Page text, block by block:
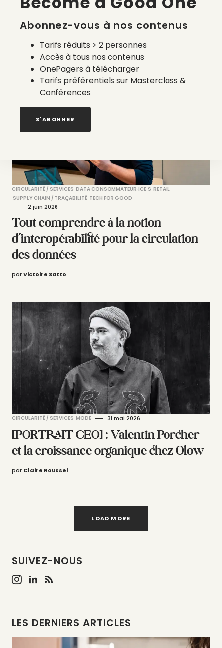
Dress Fair, l’exigence comme fil
conducteur d’une mode responsable
Sarah Dupont
CIRCULARITÉ / SERVICES DATA CONSOMMATEUR·ICE·S RETAIL
SUPPLY CHAIN / TRAÇABILITÉ TECH FOR GOOD
2 juin 2026
Tout comprendre à la notion
d’interopérabilité pour la circulation
des données
parVictoire Satto
CIRCULARITÉ / SERVICES MODE 31 mai 2026
[PORTRAIT CEO] : Valentin Porcher
et la croissance organique chez Olow
par Claire Roussel
LOAD MORE
SUIVEZ-NOUS
LES DERNIERS ARTICLES
Abonnez-vous à nos contenus
Tarifs réduits > 2 personnes
Accès à tous nos contenus
OnePagers à télécharger
Tarifs préférentiels sur Masterclass &
Conférences
S'ABONNER